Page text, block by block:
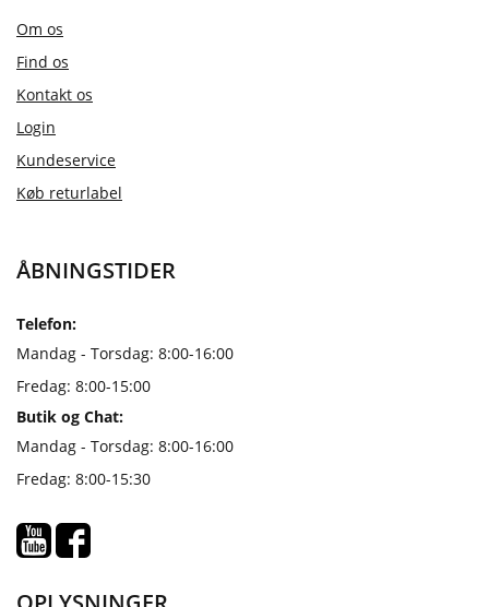
Om os
Find os
Kontakt os
Login
Kundeservice
Køb returlabel
ÅBNINGSTIDER
Telefon:
Mandag - Torsdag: 8:00-16:00
Fredag: 8:00-15:00
Butik og Chat:
Mandag - Torsdag: 8:00-16:00
Fredag: 8:00-15:30